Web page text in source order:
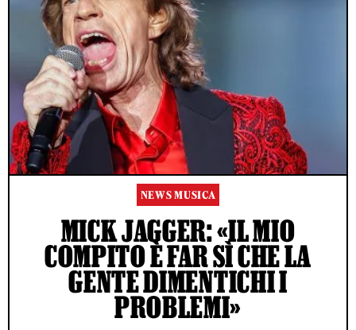
NEWS MUSICA
MICK JAGGER: «IL MIO
COMPITO È FAR SÌ CHE LA
GENTE DIMENTICHI I
PROBLEMI»